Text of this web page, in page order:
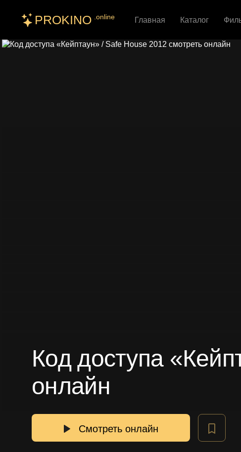
PROKINO .online Главная Каталог
Код доступа
онлайн
Смотреть онлайн